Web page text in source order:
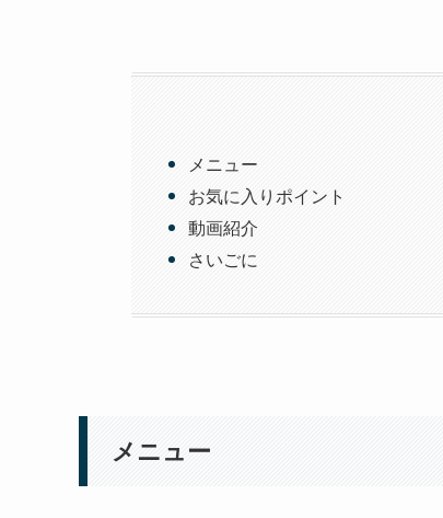
メニュー
お気に入りポイント
動画紹介
さいごに
メニュー